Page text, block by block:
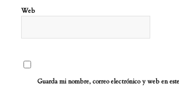
Web
Guarda mi nombre, correo electrónico y web en